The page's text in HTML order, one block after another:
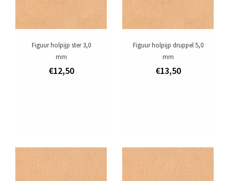
Figuur holpijp ster 3,0
mm
€12,50
Figuur holpijp druppel 5,0
mm
€13,50